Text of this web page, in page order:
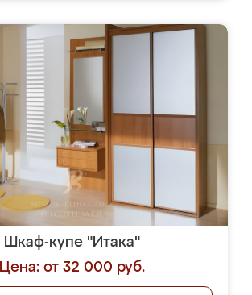
Шкаф-купе "Итака"
Цена: от 32 000 руб.